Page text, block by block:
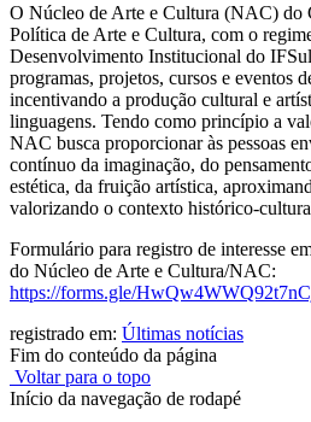
O Núcleo de Arte e Cultura (NAC) do
Política de Arte e Cultura, com o
Desenvolvimento Institucional do
programas, projetos, cursos e eventos
incentivando a produção cultural e
linguagens. Tendo como princípio a
NAC busca proporcionar às pessoas
contínuo da imaginação, do
estética, da fruição artística,
valorizando o contexto histórico-
Formulário para registro de interesse
do Núcleo de Arte e Cultura/NAC:
https://forms.gle/
registrado em: Últimas notícias
Fim do conteúdo da página
Voltar para o topo
Início da navegação de rodapé